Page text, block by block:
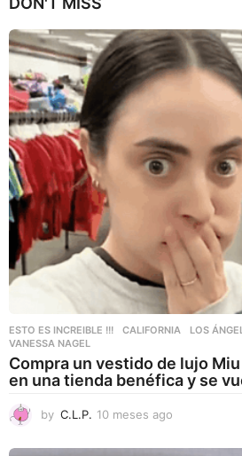
a
g
o
ESTO ES INCREIBLE !!! CALIFORNIA ,LOS
VANESSA NAGEL
Compra un vestido de lujo
en una tienda benéfica y se
by C.L.P. 10 meses ago
m